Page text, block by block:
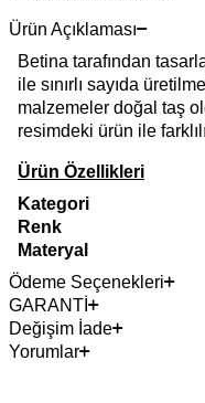
Ürün Açıklaması
Betina tarafından
ile sınırlı sayıda
malzemeler doğal taş
resimdeki ürün ile
Ürün Özellikleri
Kategori
Renk
Materyal
Ödeme Seçenekleri
GARANTİ
Değişim İade
Yorumlar